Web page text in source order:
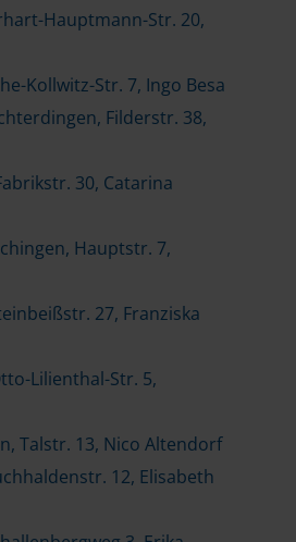
Hauptmann-Str. 20,
Kollwitz-Str. 7, Ingo Besa
Filderstr. 38,
30, Catarina
Hauptstr. 7,
27, Franziska
Lilienthal-Str. 5,
Talstr. 13, Nico Altendorf
12, Elisabeth